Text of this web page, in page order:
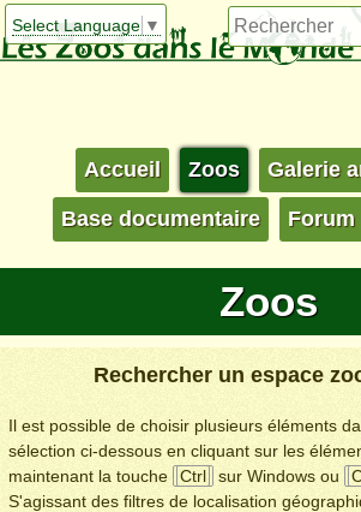
Select Language ▼
Accueil Zoos Galerie
Base documentaire Forum
Zoos
Rechercher un espace
Il est possible de choisir plusieurs éléments
sélection ci-dessous en cliquant sur les
maintenant la touche
Ctrl sur Windows ou
S'agissant des filtres de localisation